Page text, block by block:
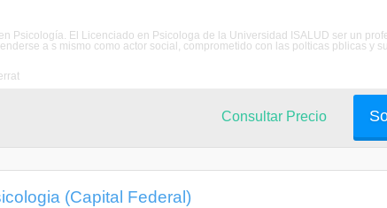
Psicología. El Licenciado en Psicologa de la Universidad ISALUD ser un
a s mismo como actor social, comprometido con las polticas pblicas y
Consultar Precio
(Capital Federal)